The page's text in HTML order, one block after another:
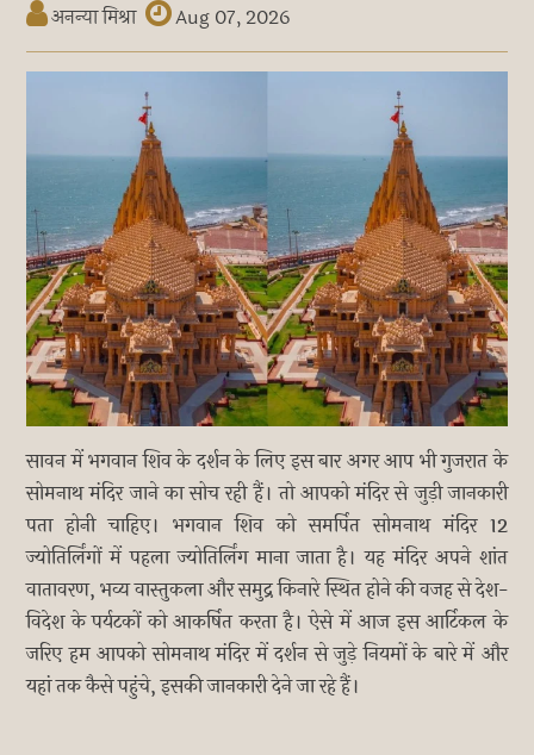
अनन्या मिश्रा Aug 07, 2026
सावन में भगवान शिव के दर्शन के लिए इस बार अगर आप भी गुजरात के
सोमनाथ मंदिर जाने का सोच रही हैं। तो आपको मंदिर से जुड़ी जानकारी
पता होनी चाहिए। भगवान शिव को समर्पित सोमनाथ मंदिर 12
ज्योतिर्लिंगों में पहला ज्योतिर्लिंग माना जाता है। यह मंदिर अपने शांत
वातावरण, भव्य वास्तुकला और समुद्र किनारे स्थित होने की वजह से देश-
विदेश के पर्यटकों को आकर्षित करता है। ऐसे में आज इस आर्टिकल के
जरिए हम आपको सोमनाथ मंदिर में दर्शन से जुड़े नियमों के बारे में और
यहां तक कैसे पहुंचे, इसकी जानकारी देने जा रहे हैं।